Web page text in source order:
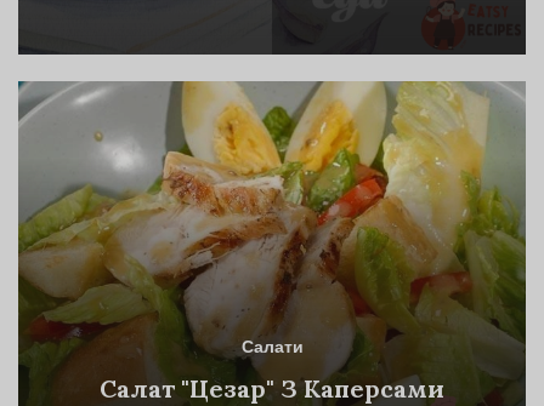
Салати
Салат "Цезар" З Каперсами